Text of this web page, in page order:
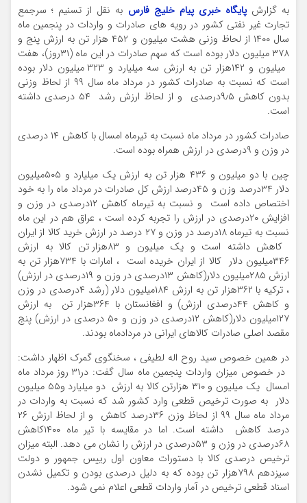
به گزارشپایگاه خبری پیام خلیج فارس به نقل از تسنیم ؛ سرجمع
تجارت غیر نفتی کشور در رویه های صادرات و واردات در پنجمین ماه
سال ۱۴۰۰ از لحاظ وزنی هشت میلیون و ۴۵۲ هزار تن به ارزش پنج و
۳۷۸ میلیون دلار بوده است که سهم صادرات در این ماه (۳۱روز)، هفت
میلیون و ۱۴۲هزار تن به ارزش سه میلیارد و ۳۲۳ میلیون دلار بوده
است که نسبت به صادرات کشور در مرداد ماه سال ۹۹ از لحاظ وزنی
بدون کاهش ۹٫۵درصدی و از لحاظ ارزش رشد ۵۴ درصدی داشته
است.
صادرات کشور در مرداد ماه نسبت به تیرماه امسال با کاهش ۱۴ درصدی
در وزن و ۹درصدی در ارزش همراه بوده است.
چین با دو میلیون و ۴۳۶ هزار تن به ارزش یک میلیارد و ۵۰۵میلیون
دلار ۳۴درصد وزن و ۴۵درصد ارزش کل صادرات در مرداد ماه را به خود
اختصاص داده است و نسبت به تیرماه کاهش ۱۲درصدی در وزن و
افزایش ۲۰درصدی در ارزش را تجربه کرده است ، عراق هم در این ماه
نسبت به تیرماه ۱۸درصد در وزن و ۲۷ درصد در ارزش خرید کالا از ایران
کاهش داشته است و یک میلیون و ۸۳هزار تن کالا به ارزش
۳۴۶میلیون دلار کالا از ایران خریده است ، امارات با ۷۳۴هزار تن به
ارزش ۲۸۵میلیون دلار(کاهش ۱۳درصدی در وزن و ۱۹درصدی در ارزش)
، ترکیه با ۳۶۲هزار تن به ارزش ۱۸۴میلیون دلار (رشد ۴درصدی در وزن
و کاهش ۴۴درصدی ارزش) و افغانستان با ۳۶۴هزار تن به ارزش
۱۲۷میلیون دلار(کاهش ۱۲درصدی در وزن و ۵۰ درصدی در ارزش) پنج
مقصد اصلی صادرات کالاهای ایرانی در مردادماه بودند.
در همین خصوص سید روح اله لطیفی ، سخنگوی گمرک اظهار داشت:
در خصوص میزان واردات پنجمین ماه سال گفت: در۳۱ روز مرداد ماه
امسال یک میلیون و ۳۱۰ هزارتن کالا به ارزش دو میلیارد و۵۵ میلیون
دلار به صورت ترخیص قطعی وارد کشور شد که نسبت به واردات در
مرداد ماه سال ۹۹ از لحاظ وزن ۳۶درصد کاهش و از لحاظ ارزش ۲۶
درصد کاهش داشته است. اما در مقایسه با تیر ماه ۱۴۰۰کاهش
۶۸درصدی در وزن و ۵۳درصدی در ارزش را نشان می دهد. البته میزان
ترخیص درصدی کالا با دستورات معاون اول رییس جمهور و دولت
سیزدهم ۷۹۸هزار تن بوده که به دلیل درصدی بودن و تکمیل نشدن
اسناد قطعی ترخیص در آمار واردات قطعی اعلام نمی شود.